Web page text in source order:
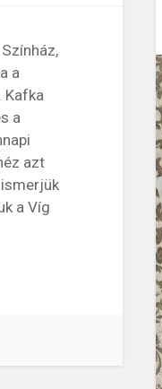
a
Kafka
a
azt
a Víg